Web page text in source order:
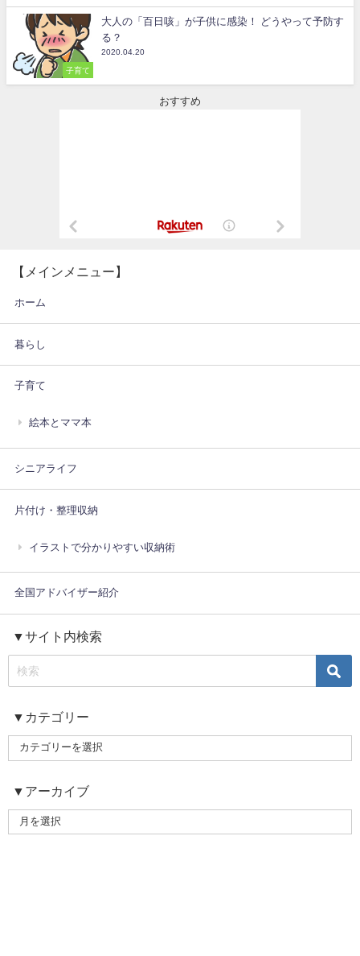
子育て
大人の「百日咳」が子供に感染！ どうやって予防す
る？
2020.04.20
おすすめ
【メインメニュー】
ホーム
暮らし
子育て
絵本とママ本
シニアライフ
片付け・整理収納
イラストで分かりやすい収納術
全国アドバイザー紹介
▼サイト内検索
▼カテゴリー
▼アーカイブ